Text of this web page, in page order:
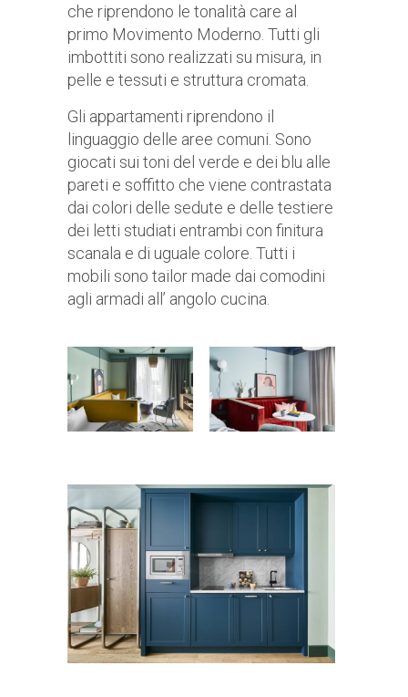
che riprendono le tonalità care al
primo Movimento Moderno. Tutti gli
imbottiti sono realizzati su misura, in
pelle e tessuti e struttura cromata.
Gli appartamenti riprendono il
linguaggio delle aree comuni. Sono
giocati sui toni del verde e dei blu alle
pareti e soffitto che viene contrastata
dai colori delle sedute e delle testiere
dei letti studiati entrambi con finitura
scanala e di uguale colore. Tutti i
mobili sono tailor made dai comodini
agli armadi all’ angolo cucina.